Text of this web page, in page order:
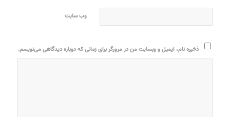
وب‌ سایت
ذخیره نام، ایمیل و وبسایت من در مرورگر برای زمانی که دوباره دیدگاهی می‌نویسم.